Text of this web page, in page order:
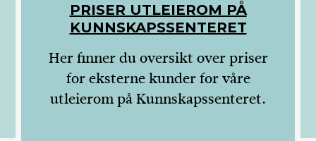
PRISER UTLEIEROM PÅ
KUNNSKAPSSENTERET
Her finner du oversikt over priser
for eksterne kunder for våre
utleierom på Kunnskapssenteret.